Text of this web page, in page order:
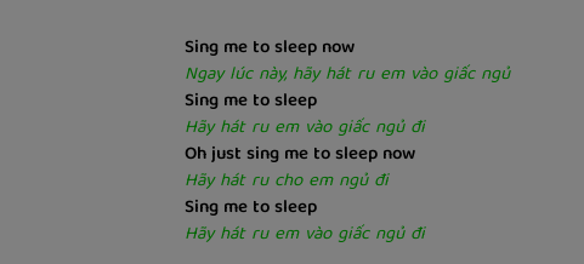
Sing me to sleep now
Ngay lúc này, hãy hát ru em vào giấc ngủ
Sing me to sleep
Hãy hát ru em vào giấc ngủ đi
Oh just sing me to sleep now
Hãy hát ru cho em ngủ đi
Sing me to sleep
Hãy hát ru em vào giấc ngủ đi